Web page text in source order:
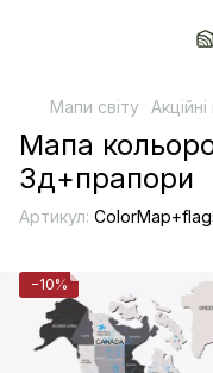
Мапи світу
Мапа
3д+прапори
Артикул:
−10%